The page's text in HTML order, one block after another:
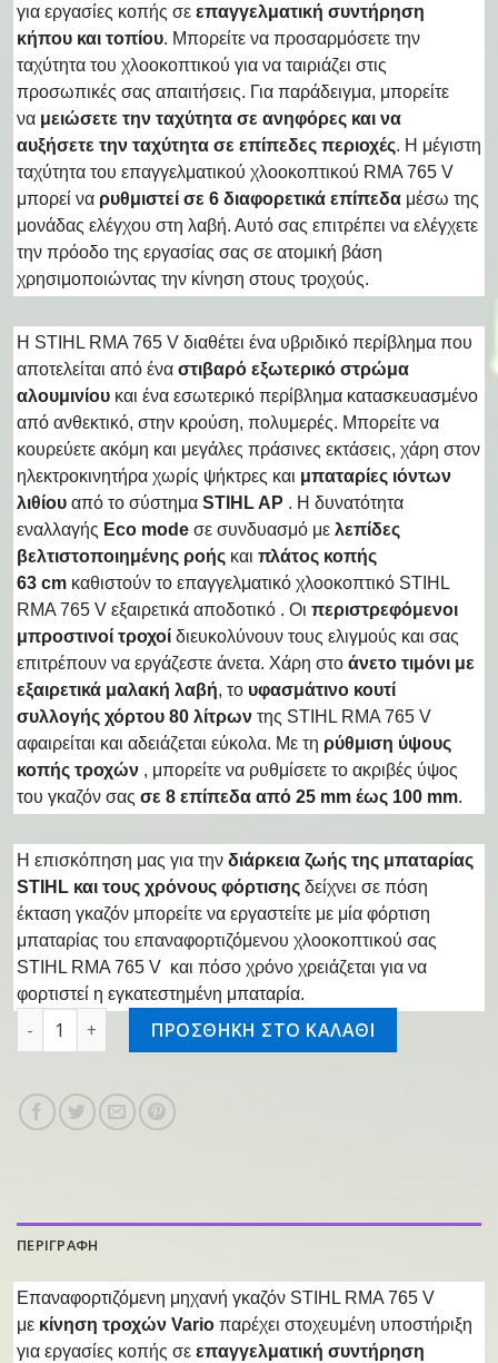
για εργασίες κοπής σε επαγγελματική συντήρηση
κήπου και τοπίου. Μπορείτε να προσαρμόσετε την
ταχύτητα του χλοοκοπτικού για να ταιριάζει στις
προσωπικές σας απαιτήσεις. Για παράδειγμα, μπορείτε
να μειώσετε την ταχύτητα σε ανηφόρες και να
αυξήσετε την ταχύτητα σε επίπεδες περιοχές. Η μέγιστη
ταχύτητα του επαγγελματικού χλοοκοπτικού RMA 765 V
μπορεί να ρυθμιστεί σε 6 διαφορετικά επίπεδα μέσω της
μονάδας ελέγχου στη λαβή. Αυτό σας επιτρέπει να ελέγχετε
την πρόοδο της εργασίας σας σε ατομική βάση
χρησιμοποιώντας την κίνηση στους τροχούς.
Η STIHL RMA 765 V διαθέτει ένα υβριδικό περίβλημα που
αποτελείται από ένα στιβαρό εξωτερικό στρώμα
αλουμινίου και ένα εσωτερικό περίβλημα κατασκευασμένο
από ανθεκτικό, στην κρούση, πολυμερές. Μπορείτε να
κουρεύετε ακόμη και μεγάλες πράσινες εκτάσεις, χάρη στον
ηλεκτροκινητήρα χωρίς ψήκτρες και μπαταρίες ιόντων
λιθίου από το σύστημα STIHL AP . Η δυνατότητα
εναλλαγής Eco mode σε συνδυασμό με λεπίδες
βελτιστοποιημένης ροής και πλάτος κοπής
63 cm καθιστούν το επαγγελματικό χλοοκοπτικό STIHL
RMA 765 V εξαιρετικά αποδοτικό . Οι περιστρεφόμενοι
μπροστινοί τροχοί διευκολύνουν τους ελιγμούς και σας
επιτρέπουν να εργάζεστε άνετα. Χάρη στο άνετο τιμόνι με
εξαιρετικά μαλακή λαβή, το υφασμάτινο κουτί
συλλογής χόρτου 80 λίτρων της STIHL RMA 765 V
αφαιρείται και αδειάζεται εύκολα. Με τη ρύθμιση ύψους
κοπής τροχών , μπορείτε να ρυθμίσετε το ακριβές ύψος
του γκαζόν σας σε 8 επίπεδα από 25 mm έως 100 mm.
Η επισκόπηση μας για την διάρκεια ζωής της μπαταρίας
STIHL και τους χρόνους φόρτισης δείχνει σε πόση
έκταση γκαζόν μπορείτε να εργαστείτε με μία φόρτιση
μπαταρίας του επαναφορτιζόμενου χλοοκοπτικού σας
STIHL RMA 765 V και πόσο χρόνο χρειάζεται για να
φορτιστεί η εγκατεστημένη μπαταρία.
Επαν/νη μηχανή γκαζόν RMA 765.0 V ποσότητα
ΠΡΟΣΘΗΚΗ ΣΤΟ ΚΑΛΑΘΙ
ΠΕΡΙΓΡΑΦΗ
Επαναφορτιζόμενη μηχανή γκαζόν STIHL RMA 765 V
με κίνηση τροχών Vario παρέχει στοχευμένη υποστήριξη
για εργασίες κοπής σε επαγγελματική συντήρηση